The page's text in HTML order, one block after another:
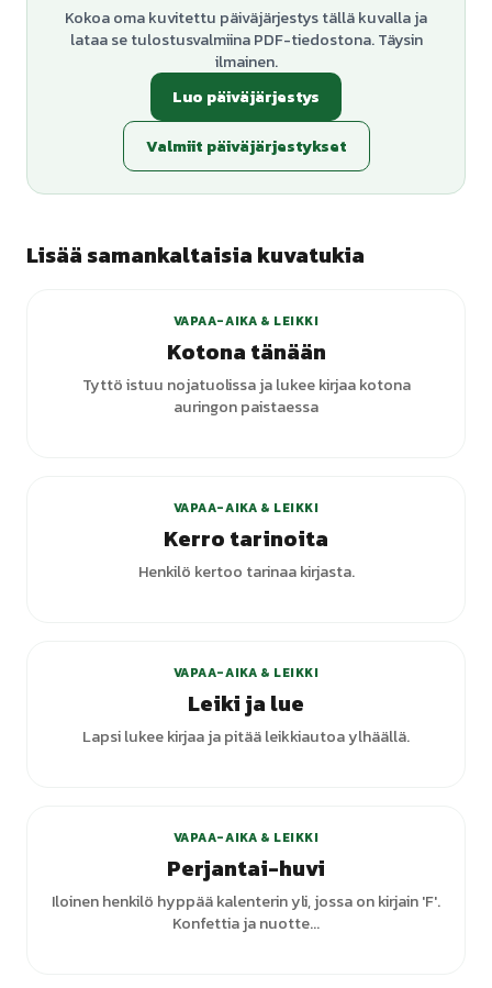
Kokoa oma kuvitettu päiväjärjestys tällä kuvalla ja
lataa se tulostusvalmiina PDF-tiedostona. Täysin
ilmainen.
Luo päiväjärjestys
Valmiit päiväjärjestykset
Lisää samankaltaisia kuvatukia
VAPAA-AIKA & LEIKKI
Kotona tänään
Tyttö istuu nojatuolissa ja lukee kirjaa kotona
auringon paistaessa
VAPAA-AIKA & LEIKKI
Kerro tarinoita
Henkilö kertoo tarinaa kirjasta.
VAPAA-AIKA & LEIKKI
Leiki ja lue
Lapsi lukee kirjaa ja pitää leikkiautoa ylhäällä.
VAPAA-AIKA & LEIKKI
Perjantai-huvi
Iloinen henkilö hyppää kalenterin yli, jossa on kirjain 'F'.
Konfettia ja nuotte...